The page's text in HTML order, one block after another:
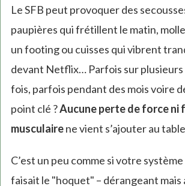
Le SFB peut provoquer des
paupières qui frétillent le matin,
un footing ou cuisses qui vibrent
devant Netflix… Parfois sur plusieurs
fois, parfois pendant des mois voire
point clé ?Aucune perte de force ni
musculairene vient s’ajouter au
C’est un peu comme si votre
faisait le "hoquet" – dérangeant mais